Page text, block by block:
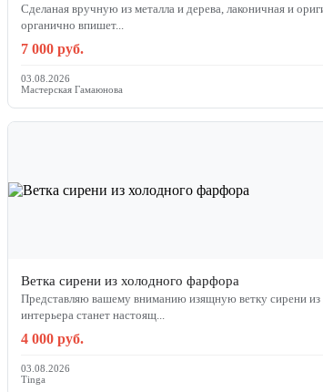
Сделаная вручную из металла и дерева, лаконичная и
органично впишет...
7 000 руб.
03.08.2026
Мастерская Гамаюнова
Ветка сирени из холодного фарфора
Представляю вашему вниманию изящную ветку сирени из
интерьера станет настоящ...
4 000 руб.
03.08.2026
Tinga